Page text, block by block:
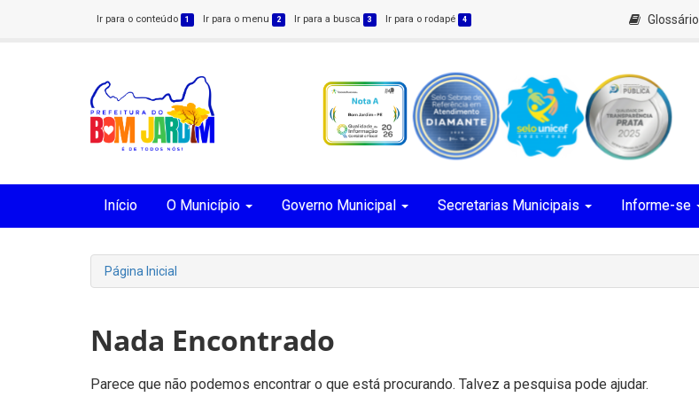
Ir para o conteúdo 1 Ir para o menu 2 Ir para a busca 3 Ir para o rodapé 4 Glossário
Início O Município Governo Municipal Secretarias Municipais Informe-se
Página Inicial
Nada Encontrado
Parece que não podemos encontrar o que está procurando. Talvez a pesquisa pode ajudar.